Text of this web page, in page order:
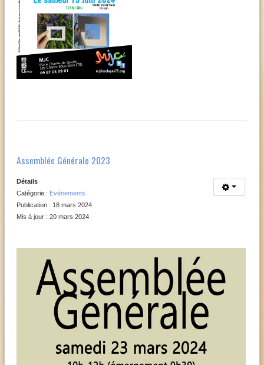
Assemblée Générale 2023
Détails
Catégorie : Evénements
Publication : 18 mars 2024
Mis à jour : 20 mars 2024